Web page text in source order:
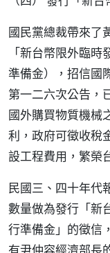
國民黨總裁帶來了
「新台幣限外臨
準備金），招信國
第一二六次公告，
國外購買物質機械
利，政府可徵收稅
設工程費用，繁榮
民國三、四十年代
數量做為發行「新
行準備金」的徵信